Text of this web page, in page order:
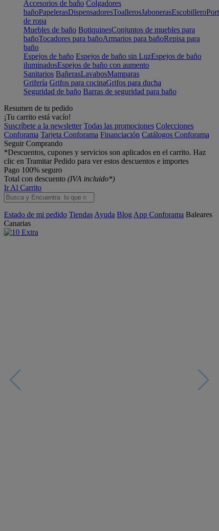
Accesorios de baño Colgadores
bañoPapelerasDispensadoresToallerosJabonerasEscobillero
de ropa
Muebles de baño BotiquinesConjuntos de muebles para
bañoTocadores para bañoArmarios para bañoRepisa para
baño
Espejos de baño Espejos de baño sin LuzEspejos de baño
iluminadosEspejos de baño con aumento
Sanitarios BañerasLavabosMamparas
Grifería Grifos para cocinaGrifos para ducha
Seguridad de baño Barras de seguridad para baño
Resumen de tu pedido
¡Tu carrito está vacío!
Suscríbete a la newsletter Todas las promociones Colecciones
Conforama Tarjeta Conforama Financiación Catálogos Conforama
Seguir Comprando
*Descuentos, cupones y servicios son aplicados en el carrito. Haz
clic en Tramitar Pedido para ver estos descuentos e importes
Pago 100% seguro
Total con descuento (IVA incluido*)
Ir Al Carrito
Estado de mi pedido Tiendas Ayuda Blog App Conforama Baleares
Canarias